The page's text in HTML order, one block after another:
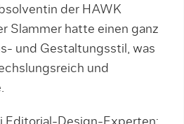
der HAWK
Slammer hatte einen ganz
und Gestaltungsstil, was
und